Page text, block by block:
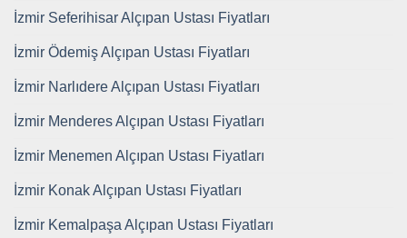
İzmir Seferihisar Alçıpan Ustası Fiyatları
İzmir Ödemiş Alçıpan Ustası Fiyatları
İzmir Narlıdere Alçıpan Ustası Fiyatları
İzmir Menderes Alçıpan Ustası Fiyatları
İzmir Menemen Alçıpan Ustası Fiyatları
İzmir Konak Alçıpan Ustası Fiyatları
İzmir Kemalpaşa Alçıpan Ustası Fiyatları